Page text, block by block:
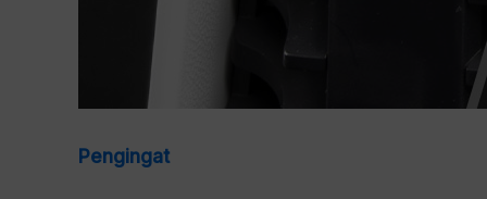
Pengingat